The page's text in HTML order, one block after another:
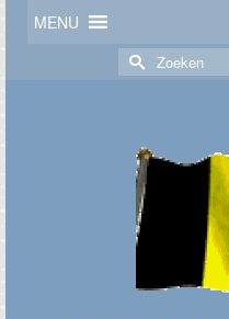
MENU
Zoek
naar: